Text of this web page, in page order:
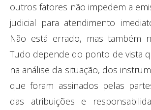
outros fatores não impedem a
judicial para atendimento
Não está errado, mas também
Tudo depende do ponto de vista
na análise da situação, dos
que foram assinados pelas
das atribuições e